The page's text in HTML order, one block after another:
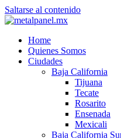
Saltarse al contenido
Home
Quienes Somos
Ciudades
Baja California
Tijuana
Tecate
Rosarito
Ensenada
Mexicali
Baja California